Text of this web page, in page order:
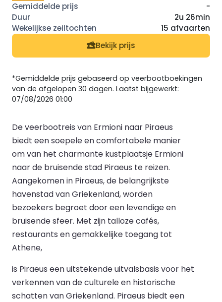
-
2u 26min
15 afvaarten
Bekijk prijs
*Gemiddelde prijs gebaseerd op veerbootboekingen
van de afgelopen 30 dagen. Laatst bijgewerkt:
07/08/2026 01:00
De veerbootreis van Ermioni naar Piraeus
biedt een soepele en comfortabele manier
om van het charmante kustplaatsje Ermioni
naar de bruisende stad Piraeus te reizen.
Aangekomen in Piraeus, de belangrijkste
havenstad van Griekenland, worden
bezoekers begroet door een levendige en
bruisende sfeer. Met zijn talloze cafés,
restaurants en gemakkelijke toegang tot
Athene,
is Piraeus een uitstekende uitvalsbasis voor het
verkennen van de culturele en historische
schatten van Griekenland. Piraeus biedt een